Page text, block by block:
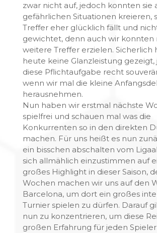
zwar nicht auf, jedoch konnten sie
gefährlichen Situationen kreieren,
Treffer eher glücklich fällt und
gewichtet, denn auch wir konnten
weitere Treffer erzielen. Sicherlich
heute keine Glanzleistung gezeigt,
diese Pflichtaufgabe recht
wenn wir mal die kleine
herausnehmen.
Nun haben wir erstmal nächste
spielfrei und schauen mal was die
Konkurrenten so in den direkten
machen. Für uns heißt es nun
ein bisschen abschalten vom
sich allmählich einzustimmen auf
großes Highlight in dieser Saison,
Wochen machen wir uns auf den
Barcelona, um dort ein großes
Turnier spielen zu dürfen. Darauf
nun zu konzentrieren, um diese
großen Erfahrung für jeden